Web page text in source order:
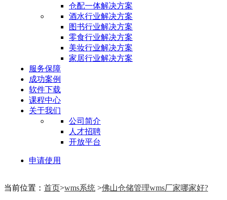
仓配一体解决方案
酒水行业解决方案
图书行业解决方案
零食行业解决方案
美妆行业解决方案
家居行业解决方案
服务保障
成功案例
软件下载
课程中心
关于我们
公司简介
人才招聘
开放平台
申请使用
当前位置： 首页>wms系统 >佛山仓储管理wms厂家哪家好?